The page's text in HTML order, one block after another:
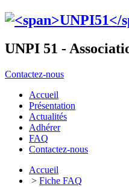
UNPI 51 -
Contactez-nous
Accueil
Présentation
Actualités
Adhérer
FAQ
Contactez-nous
Accueil
> Fiche FAQ